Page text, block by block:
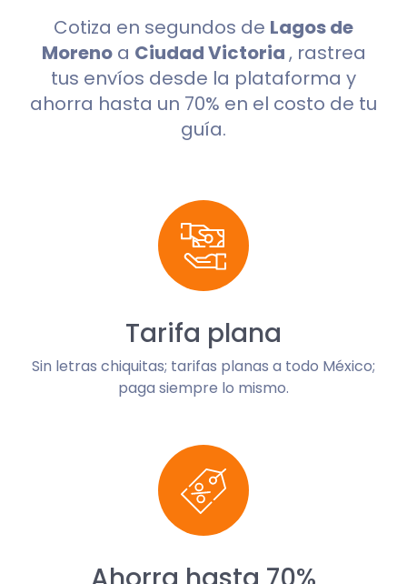
Cotiza en segundos de Lagos de
Morenoa Ciudad Victoria, rastrea
tus envíos desde la plataforma y
ahorra hasta un 70% en el costo de tu
guía.
Tarifa plana
Sin letras chiquitas; tarifas planas a todo México;
paga siempre lo mismo.